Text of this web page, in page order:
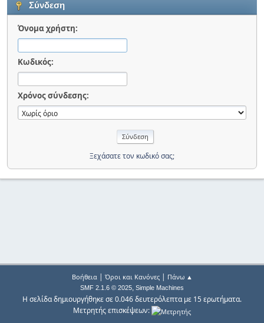
Σύνδεση
Όνομα χρήστη:
Κωδικός:
Χρόνος σύνδεσης:
Ξεχάσατε τον κωδικό σας;
Βοήθεια| Όροι και Κανόνες| Πάνω ▲
SMF 2.1.6 © 2025, Simple Machines
Η σελίδα δημιουργήθηκε σε 0.046 δευτερόλεπτα με 15 ερωτήματα.
Μετρητής επισκέψεων: